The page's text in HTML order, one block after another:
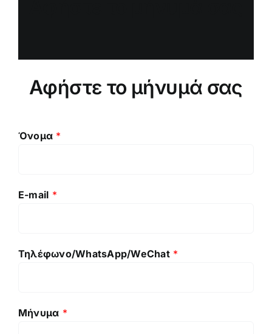
Αφήστε το μήνυμά σας
Όνομα *
E-mail *
Τηλέφωνο/WhatsApp/WeChat *
Μήνυμα *